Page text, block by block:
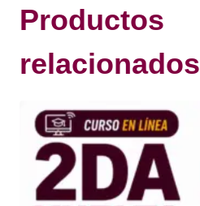
Productos
relacionados